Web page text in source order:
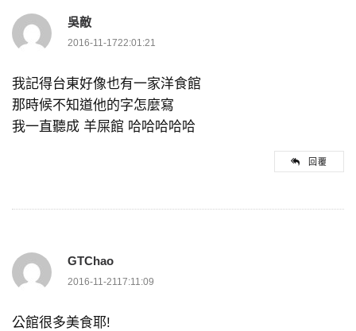
吳敵
2016-11-1722:01:21
我記得台東好像也有一家洋食館
那時候不知道他的字怎麼寫
我一直聽成 羊屎館 哈哈哈哈哈
回覆
GTChao
2016-11-2117:11:09
公館很多美食耶!